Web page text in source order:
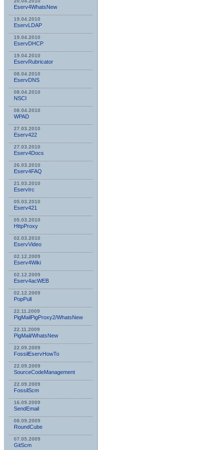
Eserv4WhatsNew
19.04.2010
EservLDAP
19.04.2010
EservDHCP
19.04.2010
EservRubricator
08.04.2010
EservDNS
08.04.2010
NSСI
08.04.2010
WPAD
27.03.2010
Eserv422
27.03.2010
Eserv4Docs
26.03.2010
Eserv4FAQ
21.03.2010
EservIrc
05.03.2010
Eserv421
05.03.2010
HttpProxy
02.03.2010
EservVideo
02.12.2009
Eserv4Wiki
02.12.2009
Eserv4acWEB
02.12.2009
PopPull
22.11.2009
PigMailPigProxy2/WhatsNew
22.11.2009
PigMail/WhatsNew
22.09.2009
FossilEservHowTo
22.09.2009
SourceCodeManagement
22.09.2009
FossilScm
16.09.2009
SendEmail
08.09.2009
RoundCube
07.05.2009
GitScm